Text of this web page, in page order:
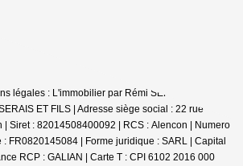
légales : L'immobilier par Rémi SERAIS - Alençon
ET FILS | Adresse siège social : 22 rue
| Siret : 82014508400092 | RCS : Alencon | Numero
: FR0820145084 | Forme juridique : SARL | Capital
RCP : GALIAN | Carte T : CPI 6102 2016 000